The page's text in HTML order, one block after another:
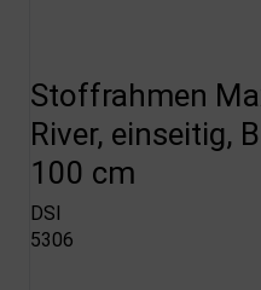
Stoffrahmen
River, einseitig,
100 cm
DSI
5306